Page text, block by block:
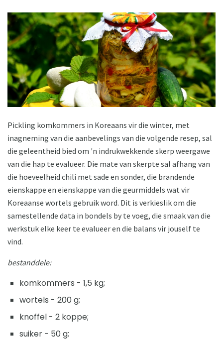
Pickling komkommers in Koreaans vir die winter, met
inagneming van die aanbevelings van die volgende resep, sal
die geleentheid bied om 'n indrukwekkende skerp weergawe
van die hap te evalueer. Die mate van skerpte sal afhang van
die hoeveelheid chili met sade en sonder, die brandende
eienskappe en eienskappe van die geurmiddels wat vir
Koreaanse wortels gebruik word. Dit is verkieslik om die
samestellende data in bondels by te voeg, die smaak van die
werkstuk elke keer te evalueer en die balans vir jouself te
vind.
bestanddele:
komkommers - 1,5 kg;
wortels - 200 g;
knoffel - 2 koppe;
suiker - 50 g;